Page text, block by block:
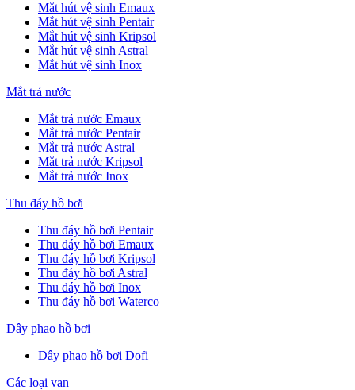
Mắt hút vệ sinh Emaux
Mắt hút vệ sinh Pentair
Mắt hút vệ sinh Kripsol
Mắt hút vệ sinh Astral
Mắt hút vệ sinh Inox
Mắt trả nước
Mắt trả nước Emaux
Mắt trả nước Pentair
Mắt trả nước Astral
Mắt trả nước Kripsol
Mắt trả nước Inox
Thu đáy hồ bơi
Thu đáy hồ bơi Pentair
Thu đáy hồ bơi Emaux
Thu đáy hồ bơi Kripsol
Thu đáy hồ bơi Astral
Thu đáy hồ bơi Inox
Thu đáy hồ bơi Waterco
Dây phao hồ bơi
Dây phao hồ bơi Dofi
Các loại van